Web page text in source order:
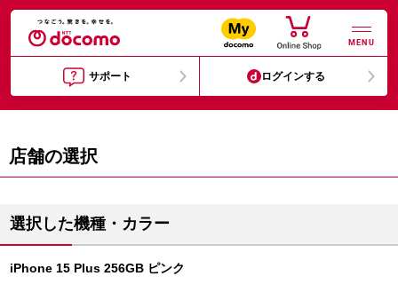
MENU
サポート ログインする
店舗の選択
選択した機種・カラー
iPhone 15 Plus 256GB ピンク